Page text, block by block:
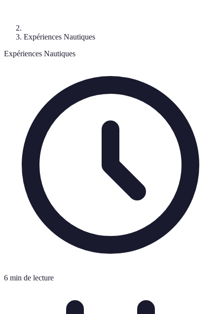
Expériences Nautiques
Expériences Nautiques
6 min de lecture